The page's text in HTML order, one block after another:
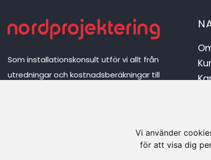
Vi använder
för att visa dig
Som installationskonsult utför vi allt från
utredningar och kostnadsberäkningar till